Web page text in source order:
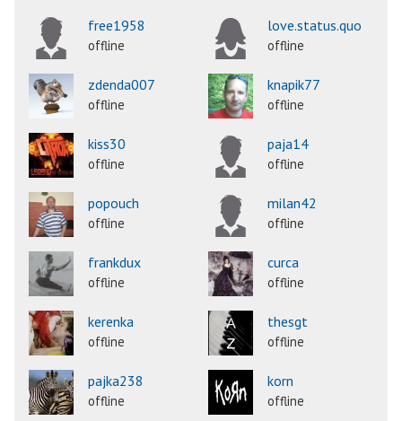
free1958
offline
love.status.quo
offline
zdenda007
offline
knapik77
offline
kiss30
offline
paja14
offline
popouch
offline
milan42
offline
frankdux
offline
curca
offline
kerenka
offline
thesgt
offline
pajka238
offline
korn
offline